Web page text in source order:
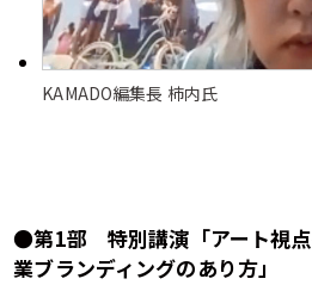
KAMADO編集長 柿内氏
●第1部 特別講演「アート視点
業ブランディングのあり方」